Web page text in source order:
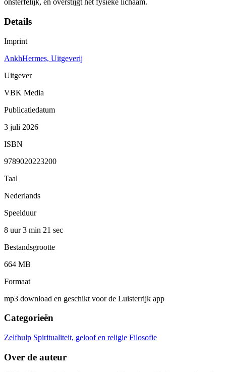
onsterfelijk, en overstijgt het fysieke lichaam.
Details
Imprint
AnkhHermes, Uitgeverij
Uitgever
VBK Media
Publicatiedatum
3 juli 2026
ISBN
9789020223200
Taal
Nederlands
Speelduur
8 uur 3 min 21 sec
Bestandsgrootte
664 MB
Formaat
mp3 download en geschikt voor de Luisterrijk app
Categorieën
Zelfhulp Spiritualiteit, geloof en religie Filosofie
Over de auteur